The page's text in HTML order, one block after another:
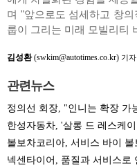
며 "앞으로도 섬세하고 창
룹이 그리는 미래 모빌리티
김성환(swkim@autotimes.co.kr) 기자
관련뉴스
정의선 회장, "인니는 확장 가
한성자동차, '살롱 드 레스케
볼보차코리아, 서비스 바이
넥센타이어, 품질과 서비스로